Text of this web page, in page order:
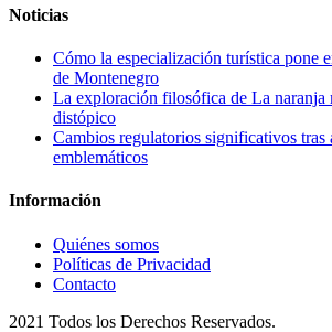
Noticias
Cómo la especialización turística pone
de Montenegro
La exploración filosófica de La naranja
distópico
Cambios regulatorios significativos tras
emblemáticos
Información
Quiénes somos
Políticas de Privacidad
Contacto
2021 Todos los Derechos Reservados.